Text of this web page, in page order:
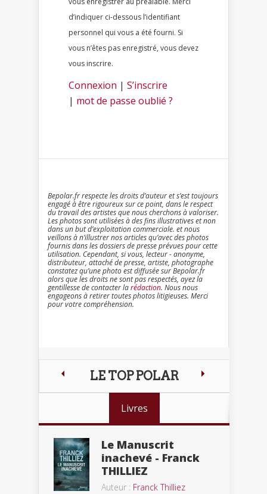
d’indiquer ci-dessous l’identifiant
personnel qui vous a été fourni. Si
vous n’êtes pas enregistré, vous devez
vous inscrire.
Connexion | S’inscrire
| mot de passe oublié ?
Bepolar.fr respecte les droits d’auteur et s’est toujours
engagé à être rigoureux sur ce point, dans le respect
du travail des artistes que nous cherchons à valoriser.
Les photos sont utilisées à des fins illustratives et non
dans un but d’exploitation commerciale. et nous
veillons à n’illustrer nos articles qu’avec des photos
fournis dans les dossiers de presse prévues pour cette
utilisation. Cependant, si vous, lecteur - anonyme,
distributeur, attaché de presse, artiste, photographe
constatez qu’une photo est diffusée sur Bepolar.fr
alors que les droits ne sont pas respectés, ayez la
gentillesse de contacter larédaction. Nous nous
engageons à retirer toutes photos litigieuses. Merci
pour votre compréhension.
LE TOP POLAR
Livres
Le Manuscrit
inachevé - Franck
THILLIEZ
Auteur : Franck Thilliez